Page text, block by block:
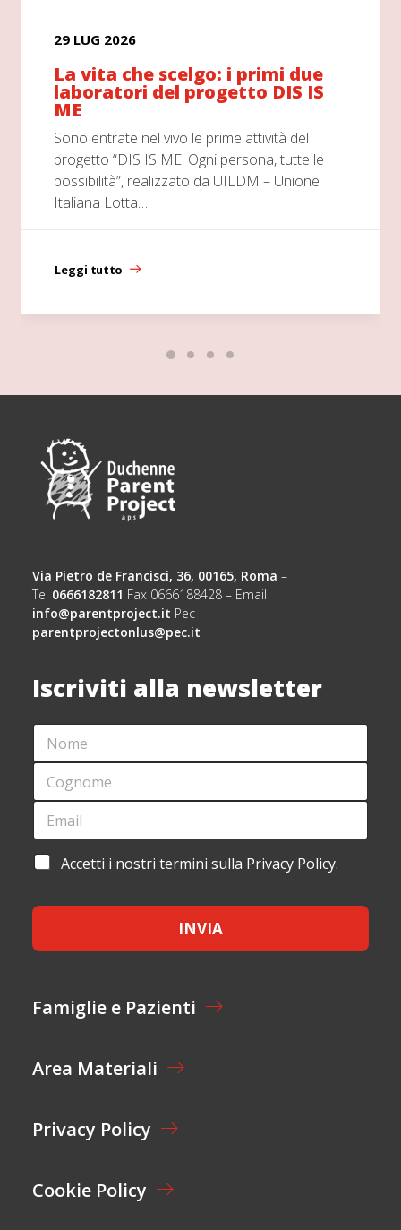
29 LUG 2026
La vita che scelgo: i primi due
laboratori del progetto DIS IS
ME
Sono entrate nel vivo le prime attività del
progetto “DIS IS ME. Ogni persona, tutte le
possibilità”, realizzato da UILDM – Unione
Italiana Lotta…
Leggi tutto
Via Pietro de Francisci, 36, 00165, Roma –
Tel 0666182811 Fax 0666188428 – Email
info@parentproject.it Pec
parentprojectonlus@pec.it
Iscriviti alla newsletter
*
O
N
*
N
M
*
C
G
O
E
E
A
I
L
A
E
T
O
*
Accetti i nostri termini sulla Privacy Policy.
INVIA
Famiglie e Pazienti
Area Materiali
Privacy Policy
Cookie Policy